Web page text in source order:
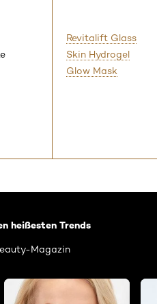
Revitalift Glass
Skin Hydrogel
Glow Mask
heißesten Trends
Magazin